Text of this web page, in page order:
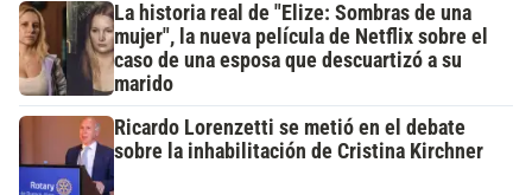
La historia real de "Elize: Sombras de una
mujer", la nueva película de Netflix sobre el
caso de una esposa que descuartizó a su
marido
Ricardo Lorenzetti se metió en el debate
sobre la inhabilitación de Cristina Kirchner